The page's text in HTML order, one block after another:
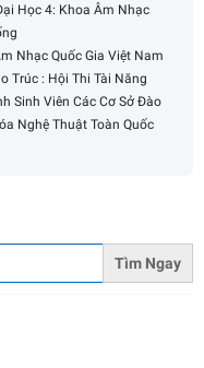
Học 4: Khoa Âm Nhạc
Nhạc Quốc Gia Việt Nam
Trúc : Hội Thi Tài Năng
Sinh Viên Các Cơ Sở Đào
Nghệ Thuật Toàn Quốc